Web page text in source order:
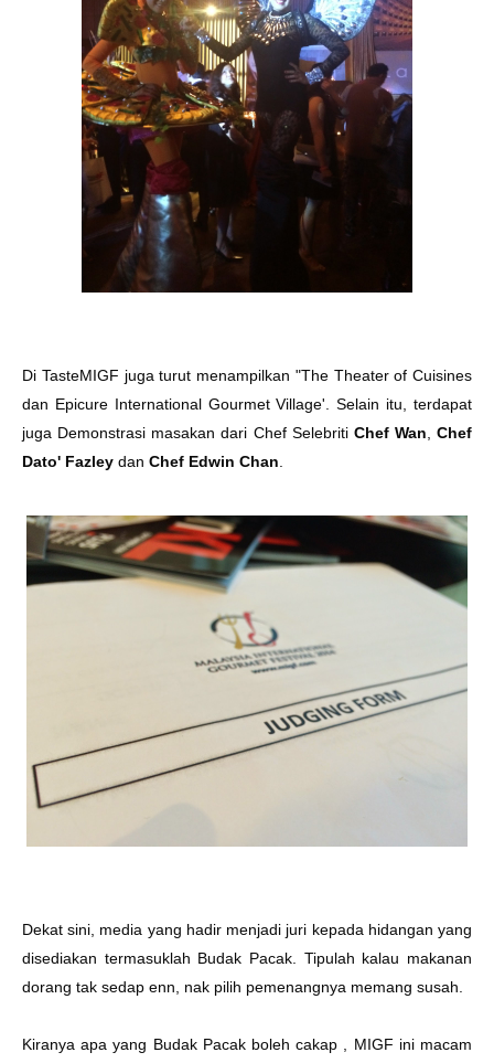
Di TasteMIGF juga turut menampilkan "The Theater of Cuisines
dan Epicure International Gourmet Village'. Selain itu, terdapat
juga Demonstrasi masakan dari Chef SelebritiChef Wan
Chef
Dato' Fazley dan Chef Edwin Chan
Dekat sini, media yang hadir menjadi juri kepada hidangan yang
disediakan termasuklah Budak Pacak. Tipulah kalau makanan
dorang tak sedap enn, nak pilih pemenangnya memang susah.
Kiranya apa yang Budak Pacak boleh cakap , MIGF ini macam